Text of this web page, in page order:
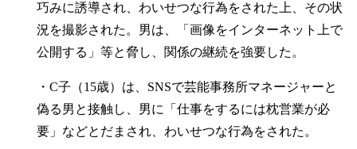
巧みに誘導され、わいせつな行為をされた上、その状
況を撮影された。男は、「画像をインターネット上で
公開する」等と脅し、関係の継続を強要した。
・C子（15歳）は、SNSで芸能事務所マネージャーと
偽る男と接触し、男に「仕事をするには枕営業が必
要」などとだまされ、わいせつな行為をされた。